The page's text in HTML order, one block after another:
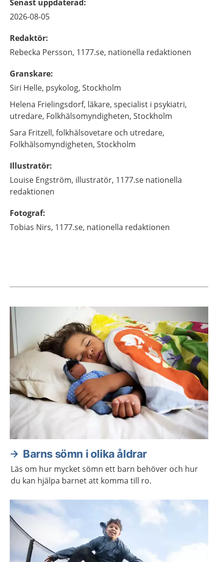
Senast uppdaterad:
2026-08-05
Redaktör:
Rebecka Persson, 1177.se, nationella redaktionen
Granskare:
Siri Helle, psykolog, Stockholm
Helena Frielingsdorf, läkare, specialist i psykiatri,
utredare, Folkhälsomyndigheten, Stockholm
Sara Fritzell, folkhälsovetare och utredare,
Folkhälsomyndigheten, Stockholm
Illustratör:
Louise Engström, illustratör, 1177.se nationella
redaktionen
Fotograf:
Tobias Nirs, 1177.se, nationella redaktionen
Aktuella artiklar
Barns sömn i olika åldrar
Läs om hur mycket sömn ett barn behöver och hur
du kan hjälpa barnet att komma till ro.